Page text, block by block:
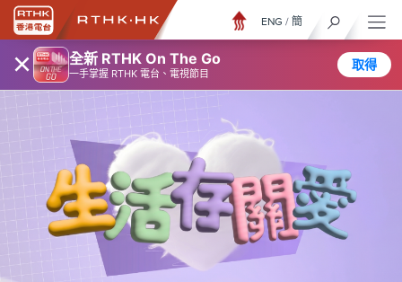
× 全新 RTHK On The Go
一手掌握 RTHK 電台、電視節目
取得
ENG / 簡